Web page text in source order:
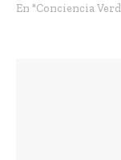
En "Conciencia